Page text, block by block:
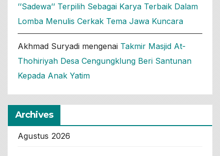
’’Sadewa’’ Terpilih Sebagai Karya Terbaik Dalam
Lomba Menulis Cerkak Tema Jawa Kuncara
Akhmad Suryadi mengenai Takmir Masjid At-
Thohiriyah Desa Cengungklung Beri Santunan
Kepada Anak Yatim
Archives
Agustus 2026